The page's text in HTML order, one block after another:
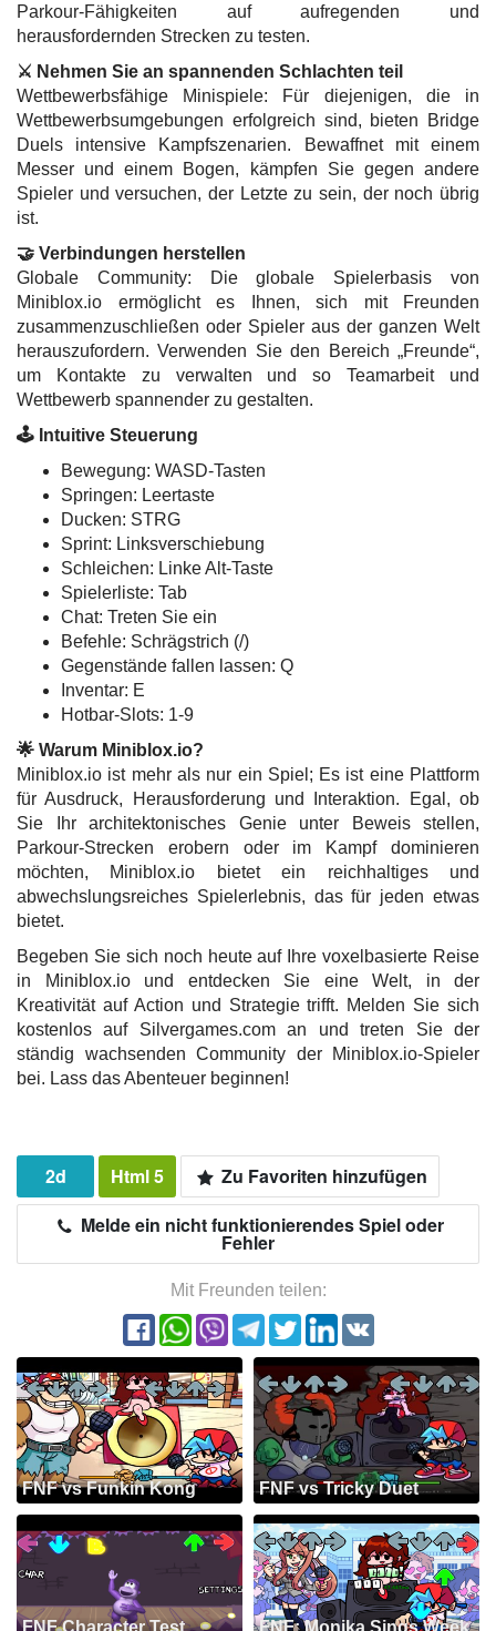
Parkour-Fähigkeiten auf aufregenden und
herausfordernden Strecken zu testen.
⚔️ Nehmen Sie an spannenden Schlachten teil
Wettbewerbsfähige Minispiele: Für diejenigen, die in
Wettbewerbsumgebungen erfolgreich sind, bieten Bridge
Duels intensive Kampfszenarien. Bewaffnet mit einem
Messer und einem Bogen, kämpfen Sie gegen andere
Spieler und versuchen, der Letzte zu sein, der noch übrig
ist.
🤝 Verbindungen herstellen
Globale Community: Die globale Spielerbasis von
Miniblox.io ermöglicht es Ihnen, sich mit Freunden
zusammenzuschließen oder Spieler aus der ganzen Welt
herauszufordern. Verwenden Sie den Bereich „Freunde“,
um Kontakte zu verwalten und so Teamarbeit und
Wettbewerb spannender zu gestalten.
🕹️ Intuitive Steuerung
Bewegung: WASD-Tasten
Springen: Leertaste
Ducken: STRG
Sprint: Linksverschiebung
Schleichen: Linke Alt-Taste
Spielerliste: Tab
Chat: Treten Sie ein
Befehle: Schrägstrich (/)
Gegenstände fallen lassen: Q
Inventar: E
Hotbar-Slots: 1-9
🌟 Warum Miniblox.io?
Miniblox.io ist mehr als nur ein Spiel; Es ist eine Plattform
für Ausdruck, Herausforderung und Interaktion. Egal, ob
Sie Ihr architektonisches Genie unter Beweis stellen,
Parkour-Strecken erobern oder im Kampf dominieren
möchten, Miniblox.io bietet ein reichhaltiges und
abwechslungsreiches Spielerlebnis, das für jeden etwas
bietet.
Begeben Sie sich noch heute auf Ihre voxelbasierte Reise
in Miniblox.io und entdecken Sie eine Welt, in der
Kreativität auf Action und Strategie trifft. Melden Sie sich
kostenlos auf Silvergames.com an und treten Sie der
ständig wachsenden Community der Miniblox.io-Spieler
bei. Lass das Abenteuer beginnen!
2d Html 5
Zu Favoriten hinzufügen
Melde ein nicht funktionierendes Spiel oder
Fehler
Mit Freunden teilen:
FNF vs Funkin Kong FNF vs Tricky Duet
FNF Character Test
FNF: Monika Sings Week